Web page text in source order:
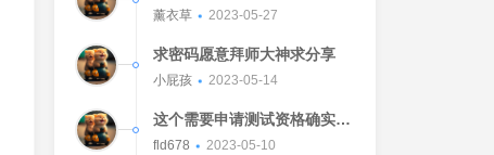
薰衣草 2023-05-27
求密码愿意拜师大神求分享
小屁孩 2023-05-14
这个需要申请测试资格确实不
错的东西
fld678 2023-05-10